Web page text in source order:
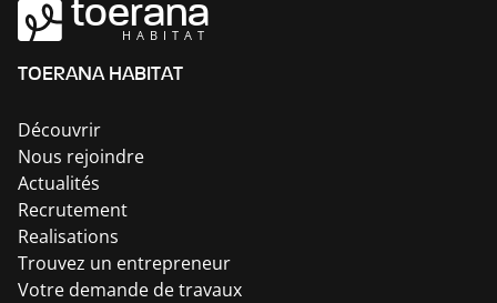
toerana
HABITAT
TOERANA HABITAT
Découvrir
Nous rejoindre
Actualités
Recrutement
Realisations
Trouvez un entrepreneur
Votre demande de travaux